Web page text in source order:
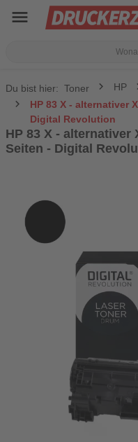
menu
Du bist hier: Toner HP
HP 83 X - alternativer
Digital Revolution
HP 83 X - alternativer
Seiten - Digital